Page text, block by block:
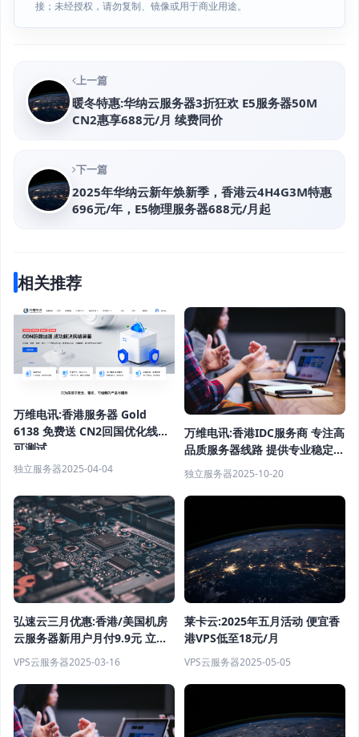
接；未经授权，请勿复制、镜像或用于商业用途。
上一篇
暖冬特惠:华纳云服务器3折狂欢 E5服务器50M
CN2惠享688元/月 续费同价
下一篇
2025年华纳云新年焕新季，香港云4H4G3M特惠
696元/年，E5物理服务器688元/月起
相关推荐
万维电讯:香港服务器 Gold
6138 免费送 CN2回国优化线路
可测试
独立服务器2025-04-04
万维电讯:香港IDC服务商 专注高
品质服务器线路 提供专业稳定的
电信级免实名海外服务器
独立服务器2025-10-20
弘速云三月优惠:香港/美国机房
云服务器新用户月付9.9元 立享
五折
VPS云服务器2025-03-16
莱卡云:2025年五月活动 便宜香
港VPS低至18元/月
VPS云服务器2025-05-05